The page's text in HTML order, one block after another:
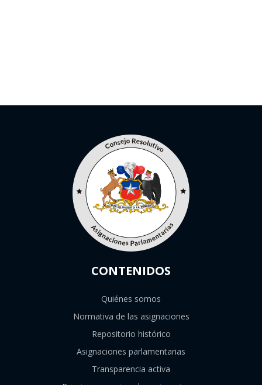
CONTENIDOS
Quiénes somos
Normativa de las asignaciones
Repositorio histórico
Asignaciones parlamentarias
Transparencia activa